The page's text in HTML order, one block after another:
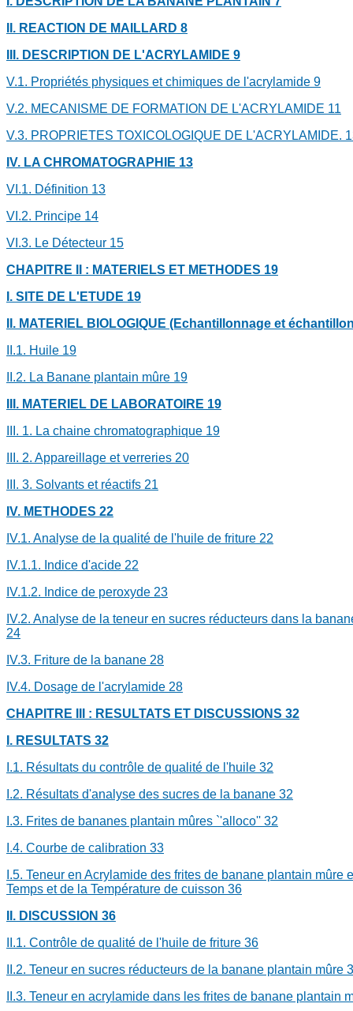
II. REACTION DE MAILLARD 8
III. DESCRIPTION DE L'ACRYLAMIDE 9
V.1. Propriétés physiques et chimiques de l'acrylamide 9
V.2. MECANISME DE FORMATION DE L'ACRYLAMIDE 11
V.3. PROPRIETES TOXICOLOGIQUE DE L'ACRYLAMIDE.
IV. LA CHROMATOGRAPHIE 13
VI.1. Définition 13
VI.2. Principe 14
VI.3. Le Détecteur 15
CHAPITRE II : MATERIELS ET METHODES 19
I. SITE DE L'ETUDE 19
II. MATERIEL BIOLOGIQUE (Echantillonnage et
II.1. Huile 19
II.2. La Banane plantain mûre 19
III. MATERIEL DE LABORATOIRE 19
III. 1. La chaine chromatographique 19
III. 2. Appareillage et verreries 20
III. 3. Solvants et réactifs 21
IV. METHODES 22
IV.1. Analyse de la qualité de l'huile de friture 22
IV.1.1. Indice d'acide 22
IV.1.2. Indice de peroxyde 23
IV.2. Analyse de la teneur en sucres réducteurs dans la
24
IV.3. Friture de la banane 28
IV.4. Dosage de l'acrylamide 28
CHAPITRE III : RESULTATS ET DISCUSSIONS 32
I. RESULTATS 32
I.1. Résultats du contrôle de qualité de l'huile 32
I.2. Résultats d'analyse des sucres de la banane 32
I.3. Frites de bananes plantain mûres `'alloco'' 32
I.4. Courbe de calibration 33
I.5. Teneur en Acrylamide des frites de banane plantain mûre
Temps et de la Température de cuisson 36
II. DISCUSSION 36
II.1. Contrôle de qualité de l'huile de friture 36
II.2. Teneur en sucres réducteurs de la banane plantain mûre
II.3. Teneur en acrylamide dans les frites de banane plantain